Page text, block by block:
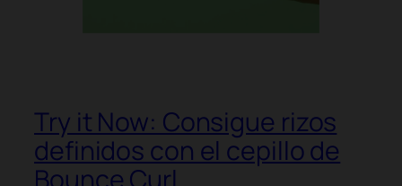
Try it Now: Consigue rizos
definidos con el cepillo de